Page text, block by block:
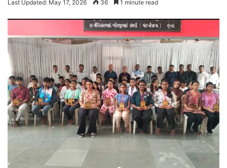
Last Updated: May 17, 2026 36 1 minute read